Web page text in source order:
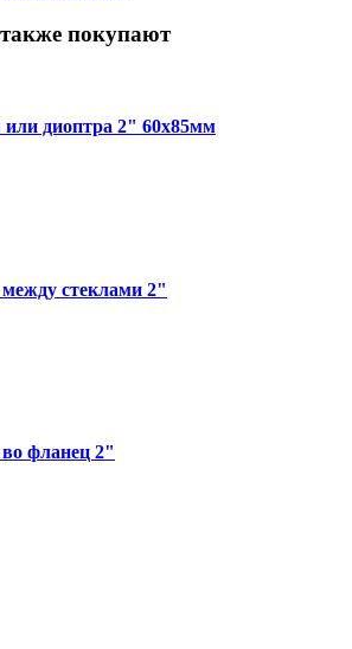
покупают
диоптра 2" 60х85мм
стеклами 2"
фланец 2"